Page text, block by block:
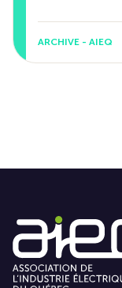
ARCHIVE - AIEQ